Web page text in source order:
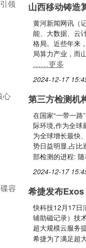
山西移动铸造
黄河新闻网讯（
能、大数据、云
格局。近些年来
局算力产业，而
……更多
2024-12-17
第三方检测机
在国家“一带一路
际环境,作为全球
为全球增长最快
势日益明显,占比
部检测的进程:
2024-12-17
希捷发布
快科技12月17日
辅助磁记录）技
超大规模云服务
希捷为了满足超